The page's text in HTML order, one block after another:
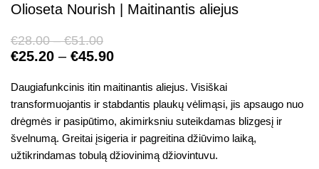
Olioseta Nourish | Maitinantis aliejus
€28.00 – €51.00
€25.20 – €45.90
Daugiafunkcinis itin maitinantis aliejus. Visiškai
transformuojantis ir stabdantis plaukų vėlimąsi, jis apsaugo nuo
drėgmės ir pasipūtimo, akimirksniu suteikdamas blizgesį ir
švelnumą. Greitai įsigeria ir pagreitina džiūvimo laiką,
užtikrindamas tobulą džiovinimą džiovintuvu.